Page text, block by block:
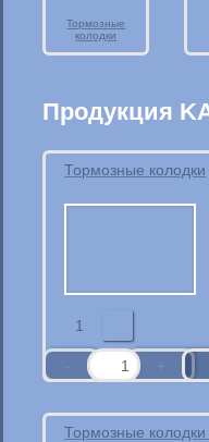
Тормозные
колодки
Продукция
Тормозные колодки
1
Тормозные